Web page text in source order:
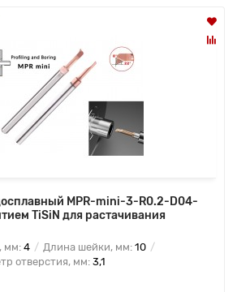
MPR-mini-3-R0.2-D04-
TiSiN для растачивания
мм: 4 Длина шейки, мм: 10
отверстия, мм: 3,1